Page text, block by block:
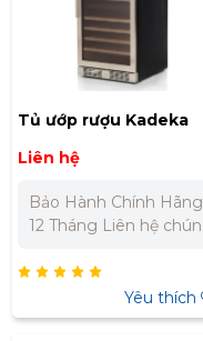
Tủ ướp rượu Kadeka
KA143T
Liên hệ
Bảo Hành Chính Hãng
12 Tháng Liên hệ chúng
nhất cho dự án. Miền
Bắc : 0989 310 979 -
0973 106 269 Miền Nam:
Yêu thích